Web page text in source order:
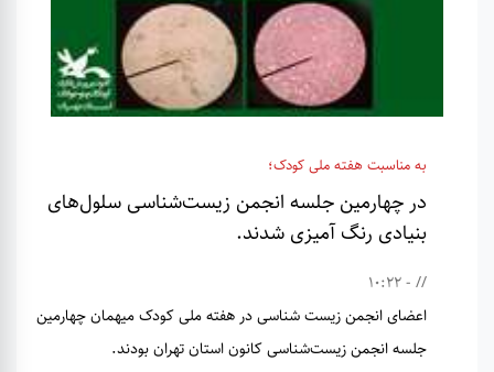
به مناسبت هفته ملی کودک؛
در چهارمین جلسه انجمن زیست‌شناسی سلول‌های
بنیادی رنگ آمیزی شدند.
// - 10:22
اعضای انجمن زیست شناسی در هفته ملی کودک میهمان چهارمین
جلسه انجمن زیست‌شناسی کانون استان تهران بودند.